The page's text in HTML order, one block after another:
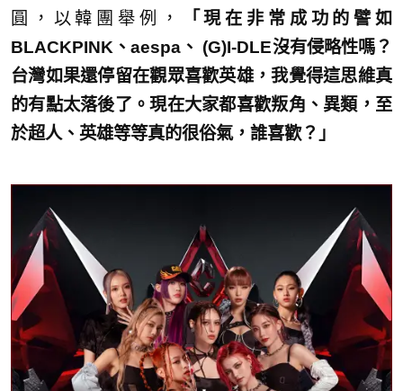
圓，以韓團舉例，
「現在非常成功的譬如
BLACKPINK、aespa、 (G)I-DLE沒有侵略性嗎？
台灣如果還停留在觀眾喜歡英雄，我覺得這思維真
的有點太落後了。現在大家都喜歡叛角、異類，至
於超人、英雄等等真的很俗氣，誰喜歡？」